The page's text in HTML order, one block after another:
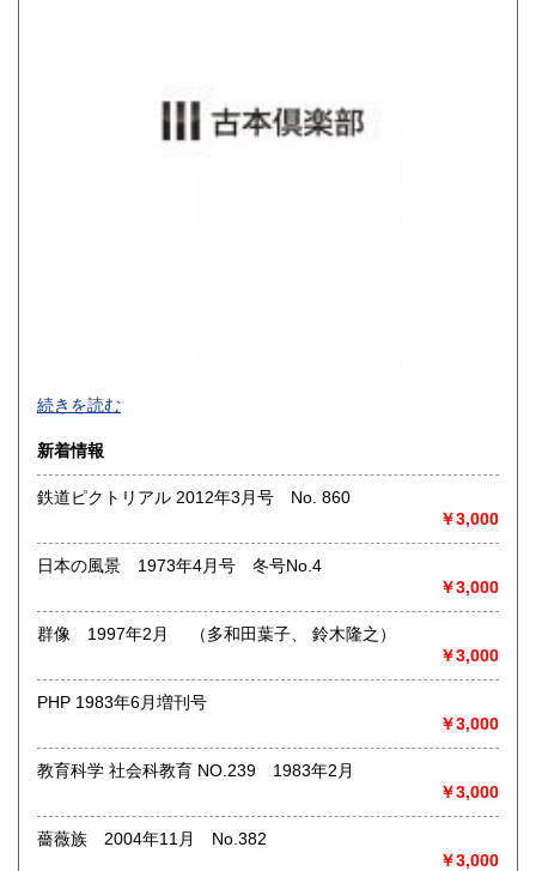
1,200円
買取品目一覧
術・アート・建築・書道・理工学・東洋医学・ビジネス書・
武道・山岳・オカルト・幻想文学・サブカルチャー・70年
代、80年代アイドル・アニメ・漫画・雑誌・アダルト・マニ
◎メディア商品【ジャズ・ロック・クラシック・映画・アニ
メ・ゲーム・声優・アイドル・ビジネス・アダルト・車・バ
EP、カセット、ポスター、おもちゃ、グッズ、パンフレット
などマニアックなものを中心に高価買取
ンタイア・和本・漢籍・戦争㊙︎資料・書道具・茶道具・戦前
絵はがき・鳥瞰図・古地図・浮世絵・軸・拓本・印譜・エロ
グロ】など古いものの中には希少価値の高いものも多数ござ
いますので価値がないと処分される前に是非 ｢古本倶楽部｣ま
沿線名：-
続きを読む
新着情報
鉄道ピクトリアル 2012年3月号 No. 860
￥3,000
日本の風景 1973年4月号 冬号No.4
￥3,000
群像 1997年2月 （多和田葉子、 鈴木隆之）
￥3,000
PHP 1983年6月増刊号
￥3,000
教育科学 社会科教育 NO.239 1983年2月
￥3,000
薔薇族 2004年11月 No.382
￥3,000